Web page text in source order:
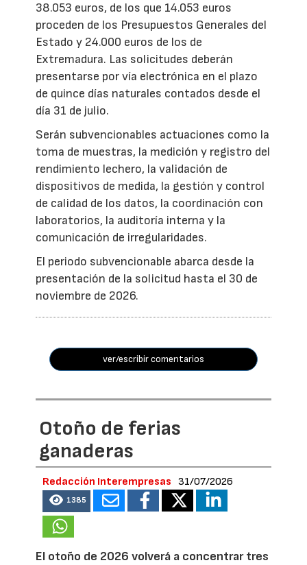
38.053 euros, de los que 14.053 euros
proceden de los Presupuestos Generales del
Estado y 24.000 euros de los de
Extremadura. Las solicitudes deberán
presentarse por vía electrónica en el plazo
de quince días naturales contados desde el
día 31 de julio.
Serán subvencionables actuaciones como la
toma de muestras, la medición y registro del
rendimiento lechero, la validación de
dispositivos de medida, la gestión y control
de calidad de los datos, la coordinación con
laboratorios, la auditoría interna y la
comunicación de irregularidades.
El periodo subvencionable abarca desde la
presentación de la solicitud hasta el 30 de
noviembre de 2026.
ver/escribir comentarios
Otoño de ferias
ganaderas
Redacción Interempresas 31/07/2026
1385
El otoño de 2026 volverá a concentrar tres